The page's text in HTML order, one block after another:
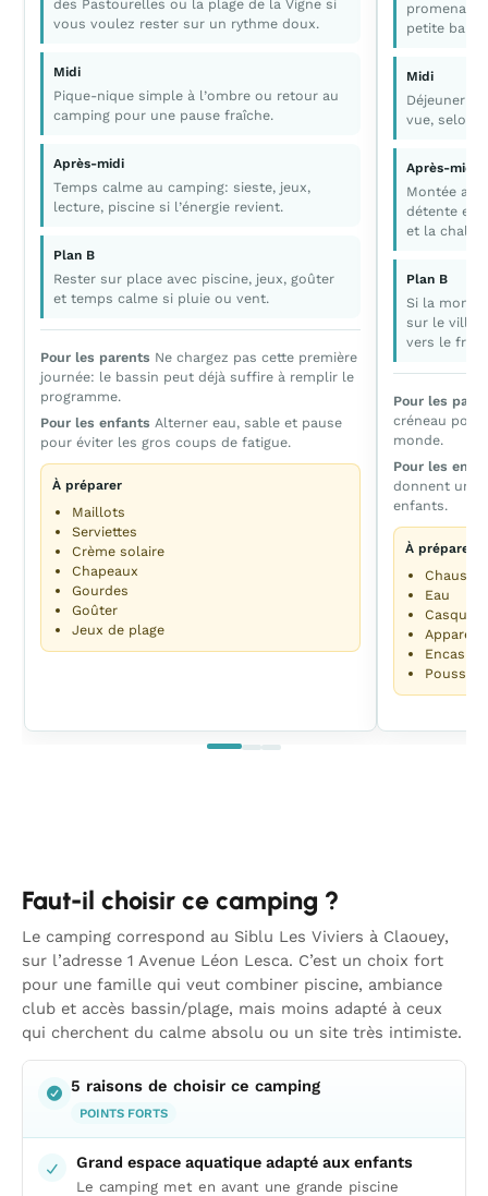
des Pastourelles ou la plage de la Vigne si
vous voulez rester sur un rythme doux.
Midi
Pique-nique simple à l’ombre ou retour au
camping pour une pause fraîche.
Après-midi
Temps calme au camping: sieste, jeux,
lecture, piscine si l’énergie revient.
Plan B
Rester sur place avec piscine, jeux, goûter
et temps calme si pluie ou vent.
Pour les parents Ne chargez pas cette première
journée: le bassin peut déjà suffire à remplir le
programme.
Pour les enfants Alterner eau, sable et pause
pour éviter les gros coups de fatigue.
À préparer
Maillots
Serviettes
Crème solaire
Chapeaux
Gourdes
Goûter
Jeux de plage
promenade
petite
Midi
Déjeuner
vue, selon
Après-midi
Montée au
détente en
et la
Plan B
Si la
sur le
vers le
Pour les
créneau pour
monde.
Pour les
donnent un
enfants.
À préparer
Eau
Appareil
Encas
Faut-il choisir ce camping ?
Le camping correspond au Siblu Les Viviers à Claouey,
sur l’adresse 1 Avenue Léon Lesca. C’est un choix fort
pour une famille qui veut combiner piscine, ambiance
club et accès bassin/plage, mais moins adapté à ceux
qui cherchent du calme absolu ou un site très intimiste.
5 raisons de choisir ce camping
POINTS FORTS
Grand espace aquatique adapté aux enfants
Le camping met en avant une grande piscine